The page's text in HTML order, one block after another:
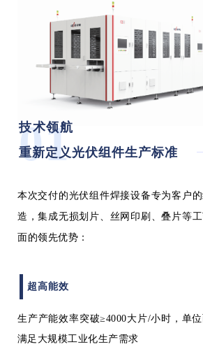
01
技术领航
重新定义光伏组件生产标准
本次交付的光伏组件焊接设备专为客户
造，集成无损划片、丝网印刷、叠片等
面的领先优势：
超高能效
生产产能效率突破≥4000大片/小时 ，单
满足大规模工业化生产需求